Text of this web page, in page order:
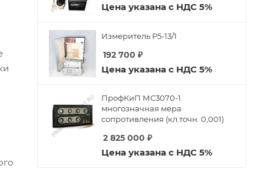
Цена указана с НДС 5%
Измеритель Р5-13/1
192 700 ₽
Цена указана с НДС 5%
ПрофКиП МС3070-1
многозначная мера
сопротивления (кл.точн. 0,001)
2 825 000 ₽
Цена указана с НДС 5%